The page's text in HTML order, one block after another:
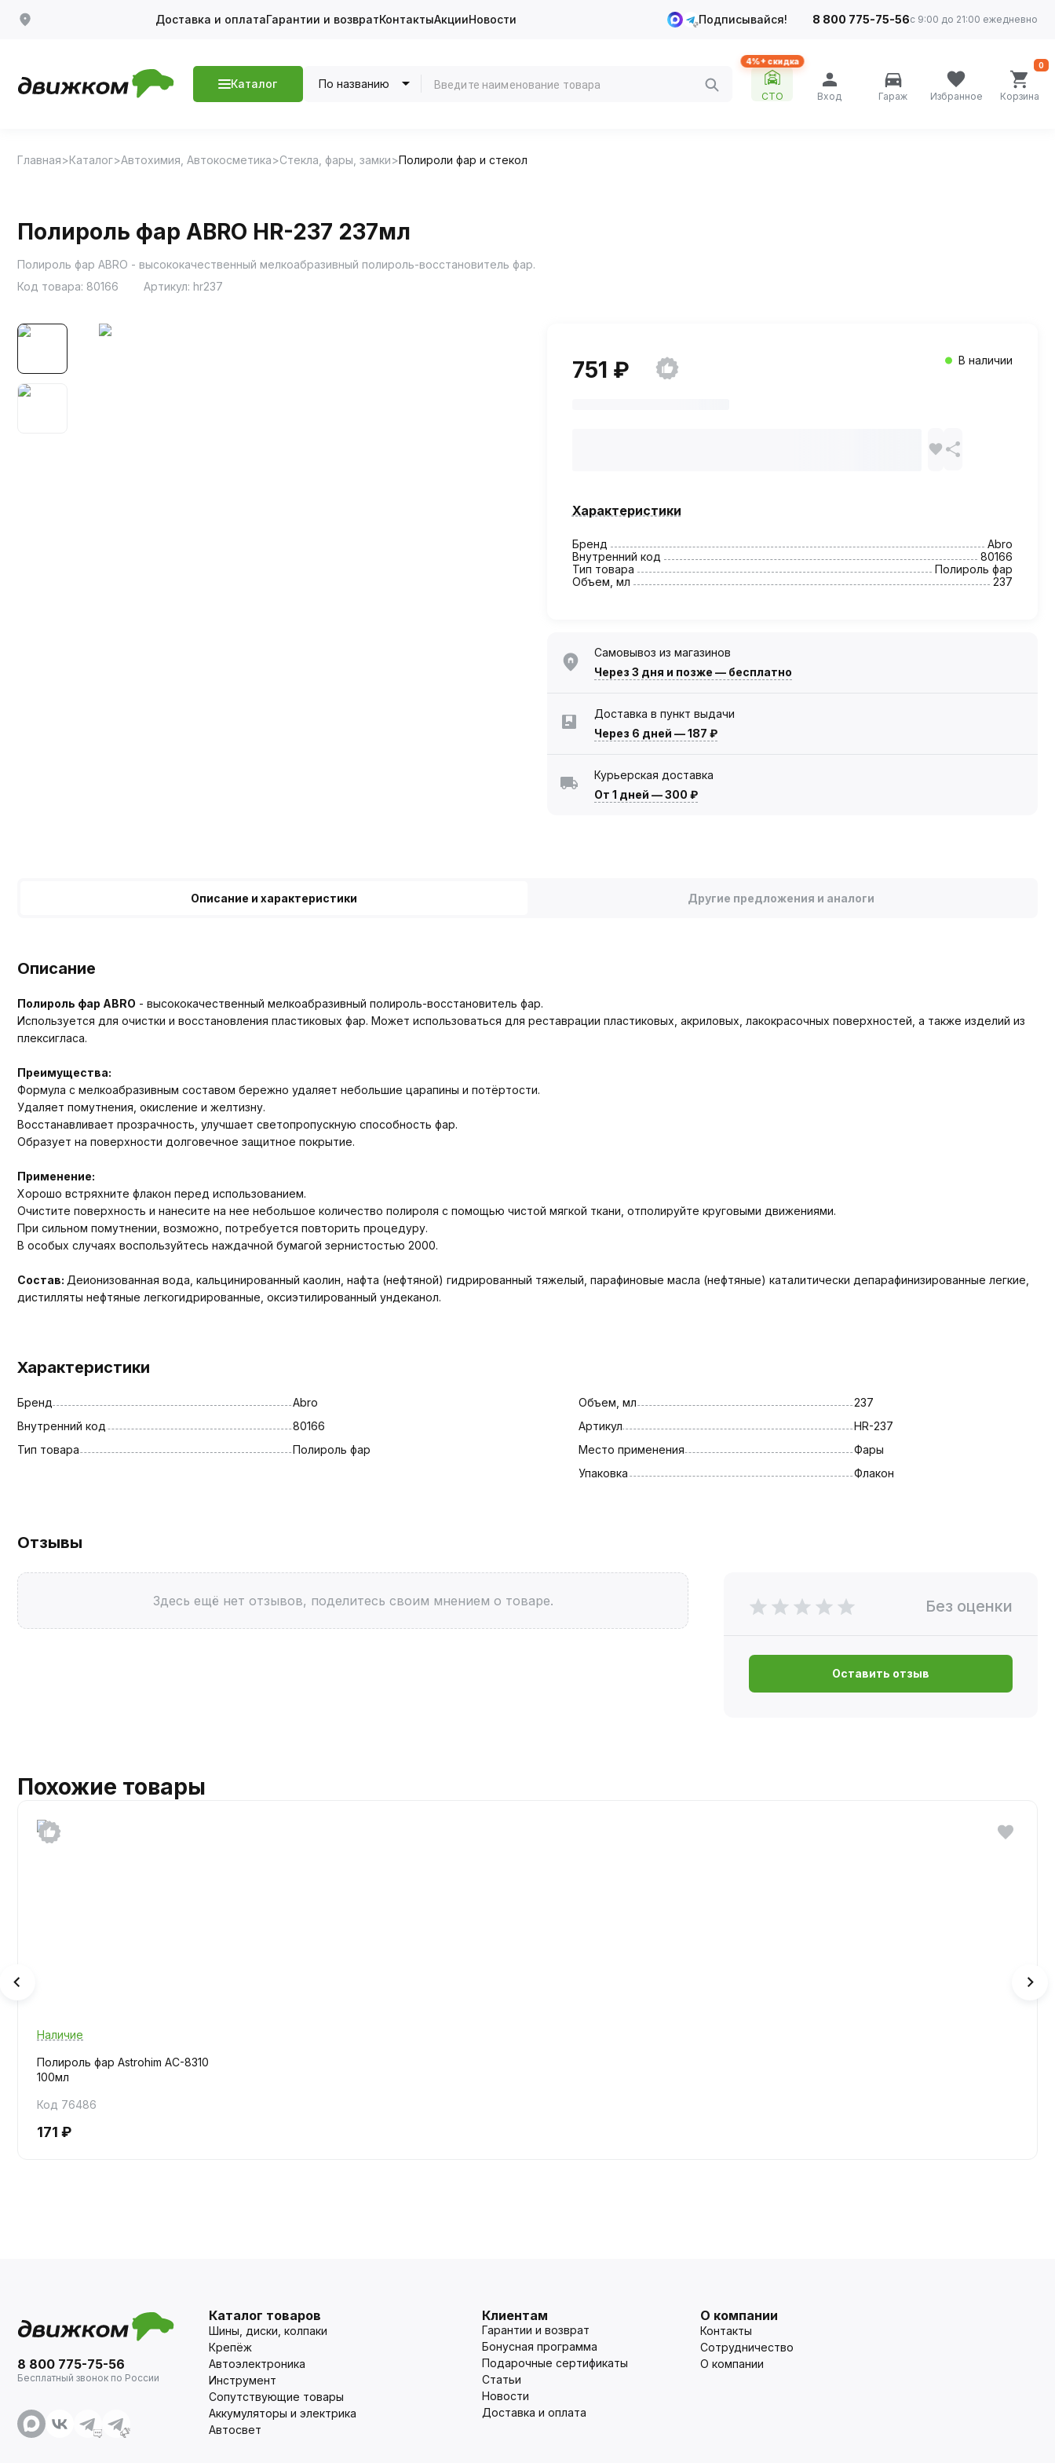
Доставка и оплатаГарантии и возвратКонтактыАкцииНовости Подписывайся! 8 800 775-75-56с 9:00 до 21:00 ежедневно
Каталог По названию
4%+ скидка
СТО Вход Гараж Избранное Корзина
0
Главная Каталог Автохимия, Автокосметика Стекла, фары, замки Полироли фар и стекол
Полироль фар ABRO HR-237 237мл
Полироль фар ABRO - высококачественный мелкоабразивный полироль-восстановитель фар.
Код товара: 80166 Артикул: hr237
751 ₽ В наличии
Характеристики
Бренд
Abro
Внутренний код
80166
Тип товара
Полироль фар
Объем, мл
237
Самовывоз из магазинов
Через 3 дня и позже — бесплатно
Доставка в пункт выдачи
Через 6 дней —187 ₽
Курьерская доставка
От 1 дней —300 ₽
Описание и характеристики Другие предложения и аналоги
Описание
Полироль фар ABRO - высококачественный мелкоабразивный полироль-восстановитель фар.
Используется для очистки и восстановления пластиковых фар. Может использоваться для реставрации пластиковых, акриловых, лакокрасочных поверхностей, а также изделий из
плексигласа.
Преимущества:
Формула с мелкоабразивным составом бережно удаляет небольшие царапины и потёртости.
Удаляет помутнения, окисление и желтизну.
Восстанавливает прозрачность, улучшает светопропускную способность фар.
Образует на поверхности долговечное защитное покрытие.
Применение:
Хорошо встряхните флакон перед использованием.
Очистите поверхность и нанесите на нее небольшое количество полироля с помощью чистой мягкой ткани, отполируйте круговыми движениями.
При сильном помутнении, возможно, потребуется повторить процедуру.
В особых случаях воспользуйтесь наждачной бумагой зернистостью 2000.
Состав: Деионизованная вода, кальцинированный каолин, нафта (нефтяной) гидрированный тяжелый, парафиновые масла (нефтяные) каталитически депарафинизированные легкие,
дистилляты нефтяные легкогидрированные, оксиэтилированный ундеканол.
Характеристики
Бренд
Abro
Внутренний код
80166
Тип товара
Полироль фар
Объем, мл
237
Артикул
HR-237
Место применения
Фары
Упаковка
Флакон
Отзывы
Здесь ещё нет отзывов, поделитесь своим мнением о товаре. Без оценки
Оставить отзыв
Похожие товары
Наличие
Полироль фар Astrohim AC-8310
100мл
Код 76486
171 ₽
8 800 775-75-56
Бесплатный звонок по России
Каталог товаров
Шины, диски, колпаки
Крепёж
Автоэлектроника
Инструмент
Сопутствующие товары
Аккумуляторы и электрика
Автосвет
Клиентам
Гарантии и возврат
Бонусная программа
Подарочные сертификаты
Статьи
Новости
Доставка и оплата
О компании
Контакты
Сотрудничество
О компании